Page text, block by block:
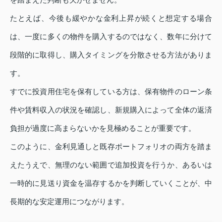
たとえば、今後も緩やかな金利上昇が続くと想定する場合
は、一度に多くの物件を購入するのではなく、数年に分けて
段階的に取得し、購入タイミングを分散させる方法がありま
す。
すでに投資用住宅を保有している方は、保有物件のローン条
件や賃料収入の状況を確認し、新規購入によって全体の返済
負担が過度に高まらないかを見極めることが重要です。
このように、金利見通しと既存ポートフォリオの両方を踏ま
えたうえで、無理のない範囲で追加投資を行うか、あるいは
一時的に見送り資金を温存するかを判断していくことが、中
長期的な安定運用につながります。